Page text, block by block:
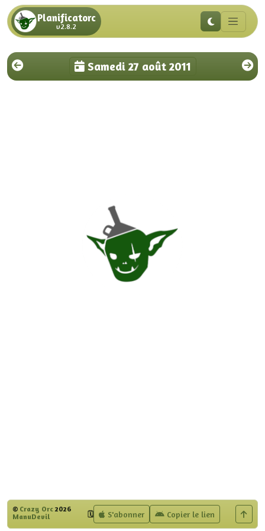
Planificatorc
v2.8.2
Samedi 27 août 2011
© Crazy Orc2026
ManuDevil
🗓️ S'abonner Copier le lien